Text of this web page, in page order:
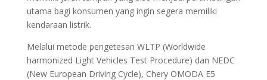
utama bagi konsumen yang ingin segera memiliki
kendaraan listrik.
Melalui metode pengetesan WLTP (Worldwide
harmonized Light Vehicles Test Procedure) dan NEDC
(New European Driving Cycle), Chery OMODA E5